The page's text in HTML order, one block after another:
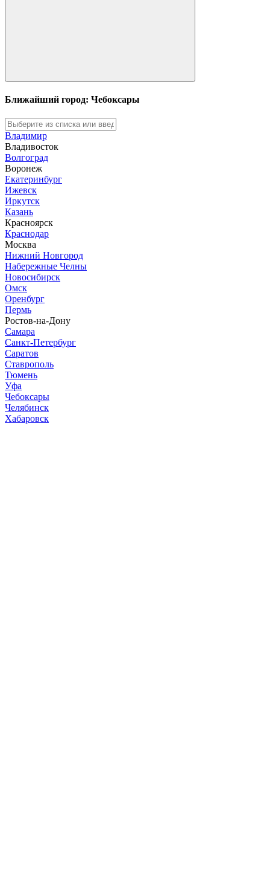
Ближайший город: Чебоксары
Владимир
Владивосток
Волгоград
Воронеж
Екатеринбург
Ижевск
Иркутск
Казань
Красноярск
Краснодар
Москва
Нижний Новгород
Набережные Челны
Новосибирск
Омск
Оренбург
Пермь
Ростов-на-Дону
Самара
Санкт-Петербург
Саратов
Ставрополь
Тюмень
Уфа
Чебоксары
Челябинск
Хабаровск